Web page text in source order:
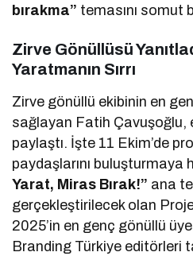
bırakma” temasını somut
Zirve Gönüllüsü
Yaratmanın Sırrı
Zirve gönüllü ekibinin en
sağlayan Fatih Çavuşoğlu,
paylaştı. İşte 11 Ekim’de
paydaşlarını buluşturmaya
Yarat, Miras Bırak!” ana
gerçekleştirilecek olan
2025’in en genç gönüllü
Branding Türkiye editörleri